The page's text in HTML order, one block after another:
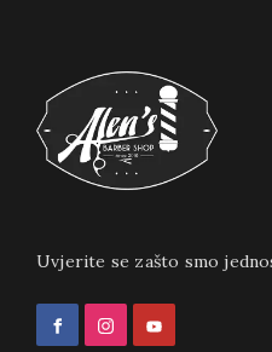
Uvjerite se zašto smo